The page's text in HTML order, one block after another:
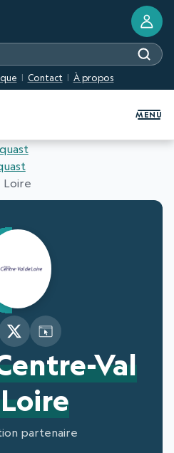
Contact À propos
MENU
Loire
Val
partenaire